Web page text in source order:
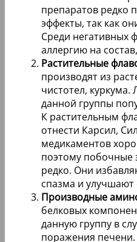
препаратов редко
эффекты, так как
Среди негативных
аллергию на
Растительные
производят из
чистотел, куркума.
данной группы
К растительным
отнести Карсил,
медикаментов
поэтому побочные
редко. Они
спазма и улучшают
Производные
белковых
данную группу в
поражения